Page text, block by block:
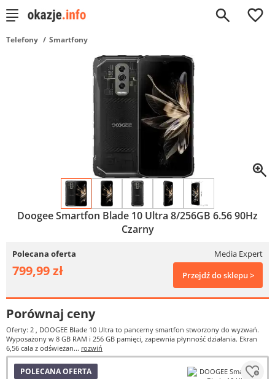
0
Telefony Smartfony
Doogee Smartfon Blade 10 Ultra 8/256GB 6.56 90Hz
Czarny
Polecana oferta Media Expert
799,99 zł Przejdź do sklepu >
Porównaj ceny
Oferty: 2 , DOOGEE Blade 10 Ultra to pancerny smartfon stworzony do wyzwań.
Wyposażony w 8 GB RAM i 256 GB pamięci, zapewnia płynność działania. Ekran
6,56 cala z odświeżan... rozwiń
POLECANA OFERTA